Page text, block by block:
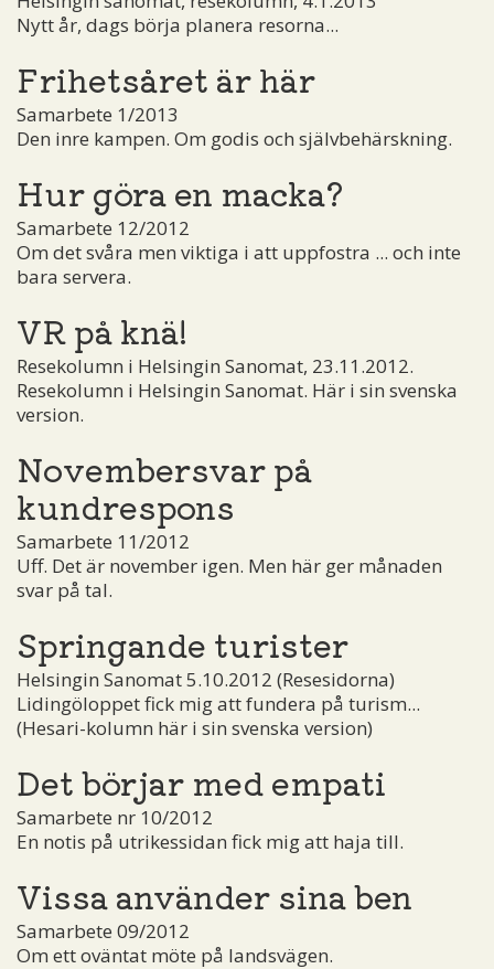
Nytt år, dags börja planera resorna...
Frihetsåret är här
Samarbete 1/2013
Den inre kampen. Om godis och självbehärskning.
Hur göra en macka?
Samarbete 12/2012
Om det svåra men viktiga i att uppfostra ... och inte
bara servera.
VR på knä!
Resekolumn i Helsingin Sanomat, 23.11.2012.
Resekolumn i Helsingin Sanomat. Här i sin svenska
version.
Novembersvar på
kundrespons
Samarbete 11/2012
Uff. Det är november igen. Men här ger månaden
svar på tal.
Springande turister
Helsingin Sanomat 5.10.2012 (Resesidorna)
Lidingöloppet fick mig att fundera på turism...
(Hesari-kolumn här i sin svenska version)
Det börjar med empati
Samarbete nr 10/2012
En notis på utrikessidan fick mig att haja till.
Vissa använder sina ben
Samarbete 09/2012
Om ett oväntat möte på landsvägen.